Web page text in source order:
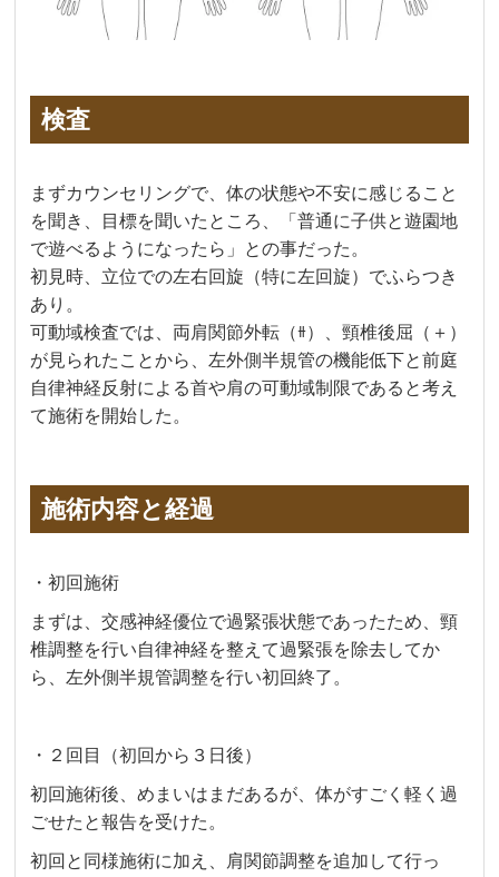
検査
まずカウンセリングで、体の状態や不安に感じること
を聞き、目標を聞いたところ、「普通に子供と遊園地
で遊べるようになったら」との事だった。
初見時、立位での左右回旋（特に左回旋）でふらつき
あり。
可動域検査では、両肩関節外転（⧺）、頸椎後屈（＋）
が見られたことから、左外側半規管の機能低下と前庭
自律神経反射による首や肩の可動域制限であると考え
て施術を開始した。
施術内容と経過
・初回施術
まずは、交感神経優位で過緊張状態であったため、頸
椎調整を行い自律神経を整えて過緊張を除去してか
ら、左外側半規管調整を行い初回終了。
・２回目（初回から３日後）
初回施術後、めまいはまだあるが、体がすごく軽く過
ごせたと報告を受けた。
初回と同様施術に加え、肩関節調整を追加して行っ